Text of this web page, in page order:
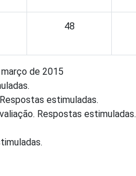
48
de 2015
estimuladas.
Respostas estimuladas.